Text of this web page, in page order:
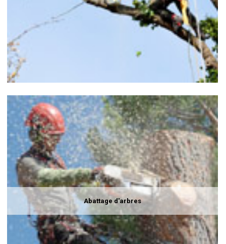
Abattage d'arbres